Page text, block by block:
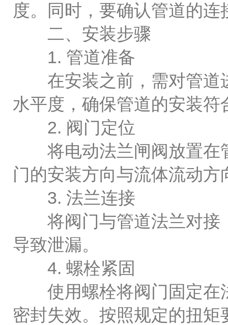
度。同时，要确认管道的
二、安装步骤
1. 管道准备
在安装之前，需对管道
水平度，确保管道的安装符
2. 阀门定位
将电动法兰闸阀放置在
门的安装方向与流体流动方
3. 法兰连接
将阀门与管道法兰对接
导致泄漏。
4. 螺栓紧固
使用螺栓将阀门固定在
密封失效。按照规定的扭矩